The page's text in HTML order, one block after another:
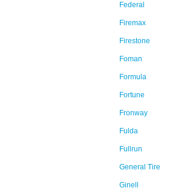
Federal
Firemax
Firestone
Foman
Formula
Fortune
Fronway
Fulda
Fullrun
General Tire
Ginell